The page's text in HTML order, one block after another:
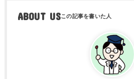
ABOUT US